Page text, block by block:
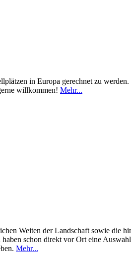
in Europa gerechnet zu werden.
willkommen! Mehr...
Weiten der Landschaft sowie die
schon direkt vor Ort eine
Mehr...